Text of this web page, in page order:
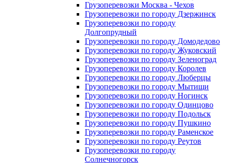
Грузоперевозки Москва - Чехов
Грузоперевозки по городу Дзержинск
Грузоперевозки по городу
Долгопрудный
Грузоперевозки по городу Домодедово
Грузоперевозки по городу Жуковский
Грузоперевозки по городу Зеленоград
Грузоперевозки по городу Королев
Грузоперевозки по городу Люберцы
Грузоперевозки по городу Мытищи
Грузоперевозки по городу Ногинск
Грузоперевозки по городу Одинцово
Грузоперевозки по городу Подольск
Грузоперевозки по городу Пушкино
Грузоперевозки по городу Раменское
Грузоперевозки по городу Реутов
Грузоперевозки по городу
Солнечногорск